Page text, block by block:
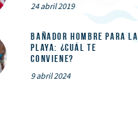
24 abril 2019
Bañador hombre para la
playa: ¿cuál te
conviene?
9 abril 2024